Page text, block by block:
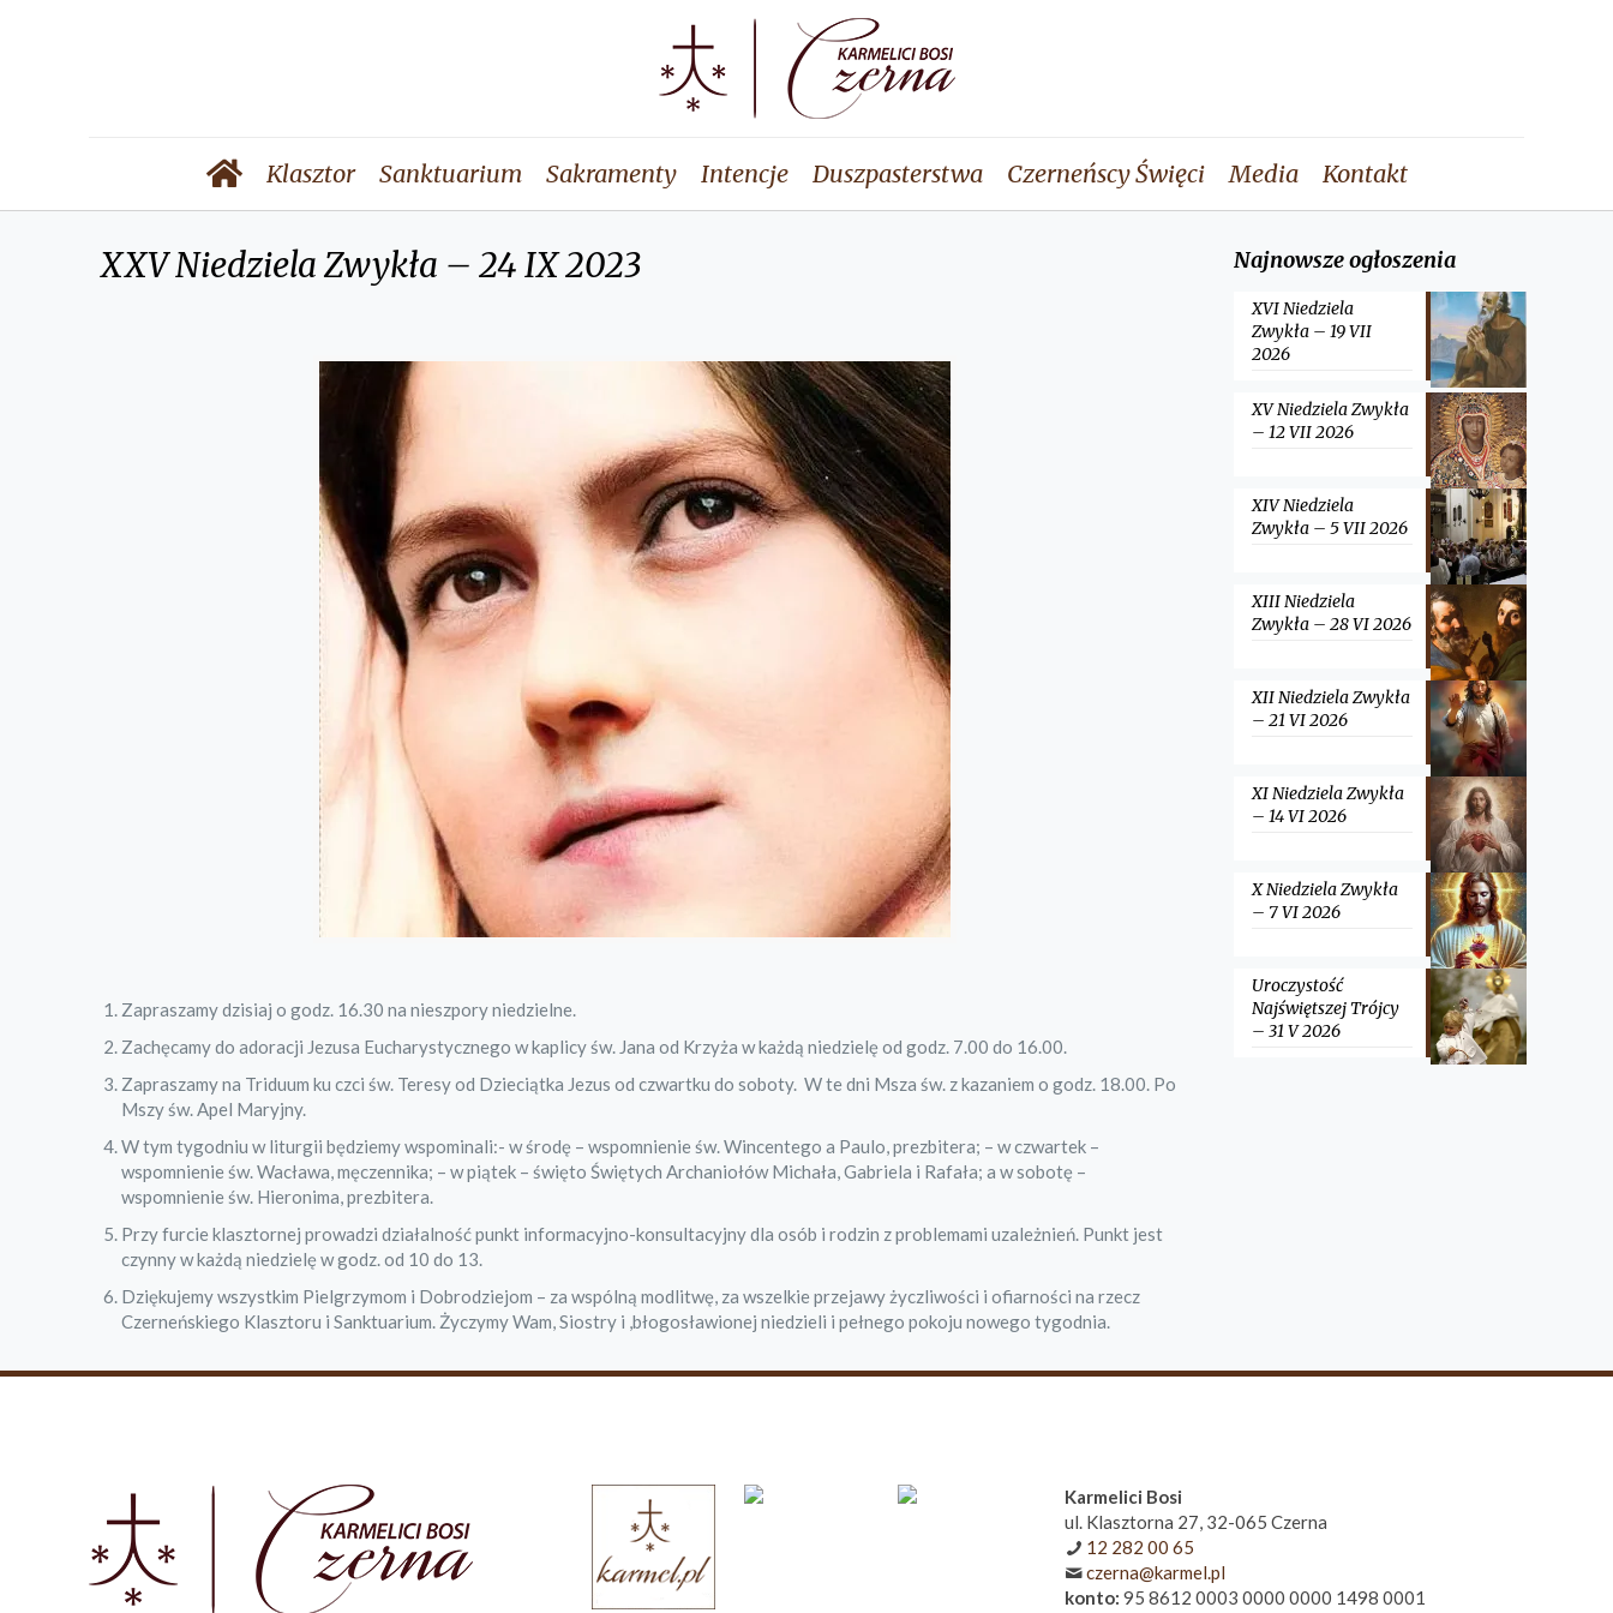
Klasztor Sanktuarium Sakramenty Intencje Duszpasterstwa Czerneńscy Święci Media Kontakt
XXV Niedziela Zwykła – 24 IX 2023
Zapraszamy dzisiaj o godz. 16.30 na nieszpory niedzielne.
Zachęcamy do adoracji Jezusa Eucharystycznego w kaplicy św. Jana od Krzyża w każdą niedzielę od godz. 7.00 do 16.00.
Zapraszamy na Triduum ku czci św. Teresy od Dzieciątka Jezus od czwartku do soboty. W te dni Msza św. z kazaniem o godz. 18.00. Po
Mszy św. Apel Maryjny.
W tym tygodniu w liturgii będziemy wspominali:- w środę – wspomnienie św. Wincentego a Paulo, prezbitera; – w czwartek –
wspomnienie św. Wacława, męczennika; – w piątek – święto Świętych Archaniołów Michała, Gabriela i Rafała; a w sobotę –
wspomnienie św. Hieronima, prezbitera.
Przy furcie klasztornej prowadzi działalność punkt informacyjno-konsultacyjny dla osób i rodzin z problemami uzależnień. Punkt jest
czynny w każdą niedzielę w godz. od 10 do 13.
Dziękujemy wszystkim Pielgrzymom i Dobrodziejom – za wspólną modlitwę, za wszelkie przejawy życzliwości i ofiarności na rzecz
Czerneńskiego Klasztoru i Sanktuarium. Życzymy Wam, Siostry i ,błogosławionej niedzieli i pełnego pokoju nowego tygodnia.
Najnowsze ogłoszenia
XVI Niedziela
Zwykła – 19 VII
2026
XV Niedziela Zwykła
– 12 VII 2026
XIV Niedziela
Zwykła – 5 VII 2026
XIII Niedziela
Zwykła – 28 VI 2026
XII Niedziela Zwykła
– 21 VI 2026
XI Niedziela Zwykła
– 14 VI 2026
X Niedziela Zwykła
– 7 VI 2026
Uroczystość
Najświętszej Trójcy
– 31 V 2026
Karmelici Bosi
ul. Klasztorna 27, 32-065 Czerna
12 282 00 65
czerna@karmel.pl
konto: 95 8612 0003 0000 0000 1498 0001